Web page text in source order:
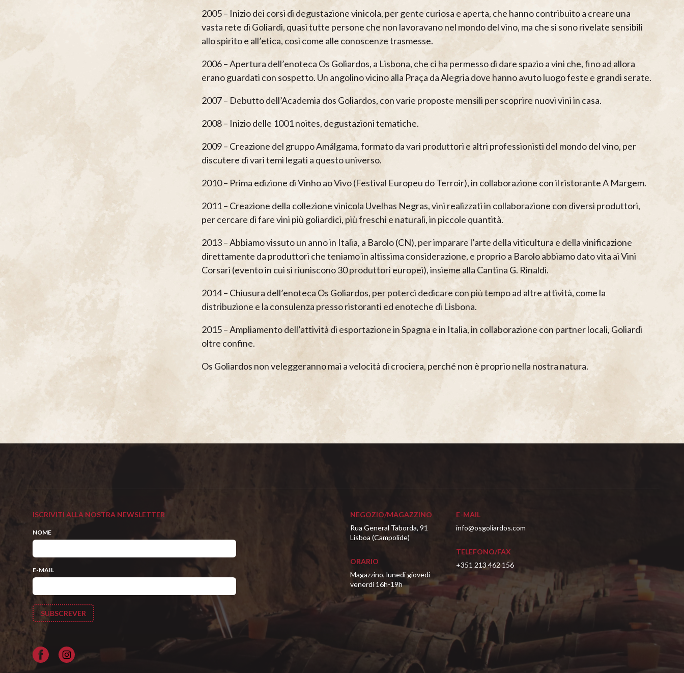
2005 – Inizio dei corsi di degustazione vinicola, per gente curiosa e aperta, che hanno contribuito a creare una
vasta rete di Goliardi, quasi tutte persone che non lavoravano nel mondo del vino, ma che si sono rivelate sensibili
allo spirito e all’etica, così come alle conoscenze trasmesse.
2006 – Apertura dell’enoteca Os Goliardos, a Lisbona, che ci ha permesso di dare spazio a vini che, fino ad allora
erano guardati con sospetto. Un angolino vicino alla Praça da Alegria dove hanno avuto luogo feste e grandi serate.
2007 – Debutto dell’Academia dos Goliardos, con varie proposte mensili per scoprire nuovi vini in casa.
2008 – Inizio delle 1001 noites, degustazioni tematiche.
2009 – Creazione del gruppo Amálgama, formato da vari produttori e altri professionisti del mondo del vino, per
discutere di vari temi legati a questo universo.
2010 – Prima edizione di Vinho ao Vivo (Festival Europeu do Terroir), in collaborazione con il ristorante A Margem.
2011 – Creazione della collezione vinicola Uvelhas Negras, vini realizzati in collaborazione con diversi produttori,
per cercare di fare vini più goliardici, più freschi e naturali, in piccole quantità.
2013 – Abbiamo vissuto un anno in Italia, a Barolo (CN), per imparare l’arte della viticultura e della vinificazione
direttamente da produttori che teniamo in altissima considerazione, e proprio a Barolo abbiamo dato vita ai Vini
Corsari (evento in cui si riuniscono 30 produttori europei), insieme alla Cantina G. Rinaldi.
2014 – Chiusura dell’enoteca Os Goliardos, per poterci dedicare con più tempo ad altre attività, come la
distribuzione e la consulenza presso ristoranti ed enoteche di Lisbona.
2015 – Ampliamento dell’attività di esportazione in Spagna e in Italia, in collaborazione con partner locali, Goliardi
oltre confine.
Os Goliardos non veleggeranno mai a velocità di crociera, perché non è proprio nella nostra natura.
ISCRIVITI ALLA NOSTRA NEWSLETTER
NOME
E-MAIL
Facebook
NEGOZIO/MAGAZZINO
Rua General Taborda, 91
Lisboa (Campolide)
ORARIO
Magazzino, lunedi giovedi
venerdi 16h-19h
E-MAIL
info@osgoliardos.com
TELEFONO/FAX
+351 213 462 156